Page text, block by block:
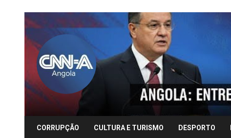
Pular
para
o
conteúdo
CORRUPÇÃO CULTURA E TURISMO DESPORTO